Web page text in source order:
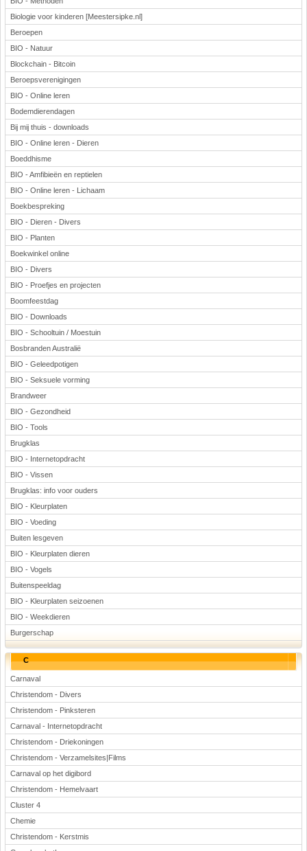
Biologie voor kinderen [Meestersipke.nl]
Beroepen
BIO - Natuur
Blockchain - Bitcoin
Beroepsverenigingen
BIO - Online leren
Bodemdierendagen
Bij mij thuis - downloads
BIO - Online leren - Dieren
Boeddhisme
BIO - Amfibieën en reptielen
BIO - Online leren - Lichaam
Boekbespreking
BIO - Dieren - Divers
BIO - Planten
Boekwinkel online
BIO - Divers
BIO - Proefjes en projecten
Boomfeestdag
BIO - Downloads
BIO - Schooltuin / Moestuin
Bosbranden Australië
BIO - Geleedpotigen
BIO - Seksuele vorming
Brandweer
BIO - Gezondheid
BIO - Tools
Brugklas
BIO - Internetopdracht
BIO - Vissen
Brugklas: info voor ouders
BIO - Kleurplaten
BIO - Voeding
Buiten lesgeven
BIO - Kleurplaten dieren
BIO - Vogels
Buitenspeeldag
BIO - Kleurplaten seizoenen
BIO - Weekdieren
Burgerschap
C
Carnaval
Christendom - Divers
Christendom - Pinksteren
Carnaval - Internetopdracht
Christendom - Driekoningen
Christendom - Verzamelsites|Films
Carnaval op het digibord
Christendom - Hemelvaart
Cluster 4
Chemie
Christendom - Kerstmis